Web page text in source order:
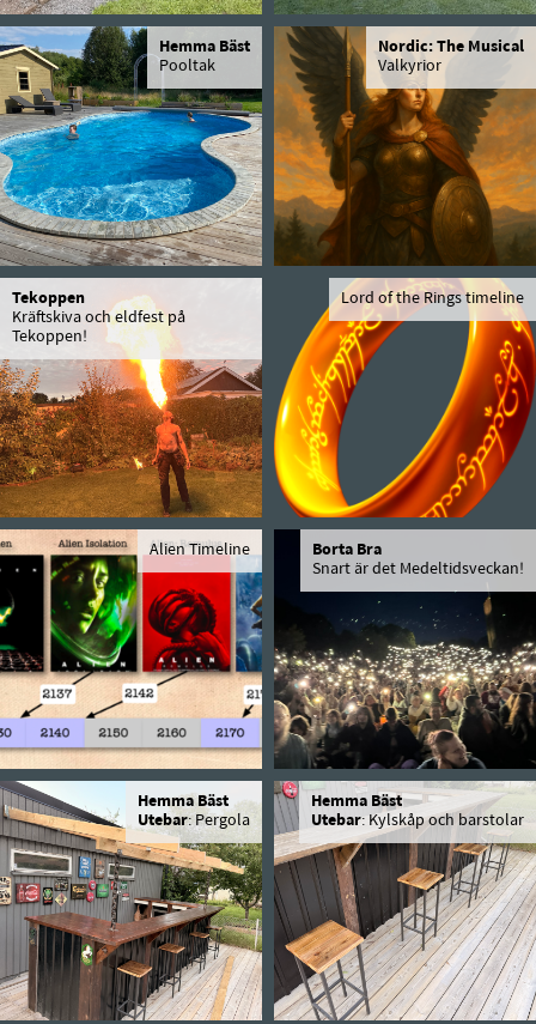
Hemma Bäst
Pooltak
Nordic: The Musical
Valkyrior
Tekoppen
Kräftskiva och eldfest på
Tekoppen!
Lord of the Rings timeline
Alien Timeline
Borta Bra
Snart är det Medeltidsveckan!
Hemma Bäst
Utebar: Pergola
Hemma Bäst
Utebar: Kylskåp och barstolar